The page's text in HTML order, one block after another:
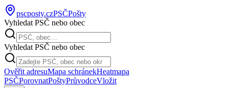
pscposty.czPSČPošty
Vyhledat PSČ nebo obec
Vyhledat PSČ nebo obec
Ověřit adresuMapa schránekHeatmapa
PSČPorovnatPoštyPrůvodceVložit